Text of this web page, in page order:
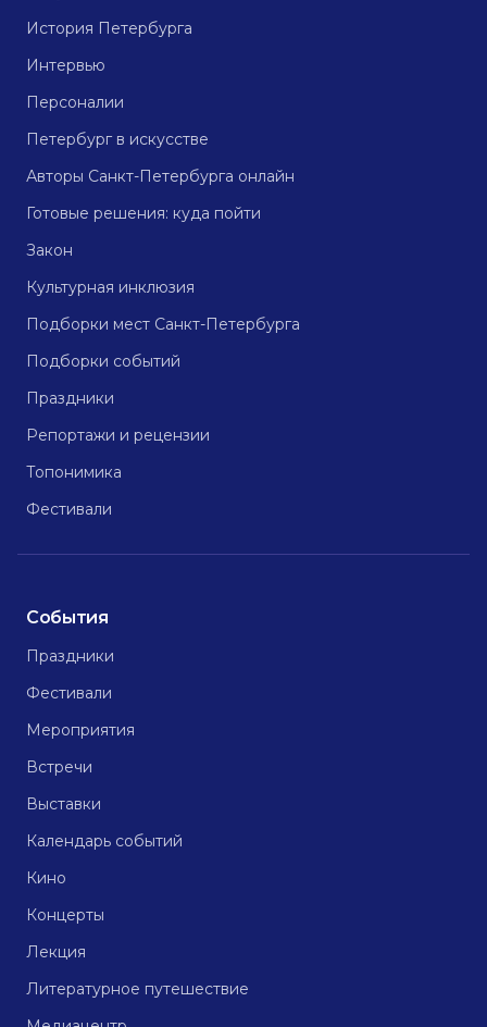
История Петербурга
Интервью
Персоналии
Петербург в искусстве
Авторы Санкт-Петербурга онлайн
Готовые решения: куда пойти
Закон
Культурная инклюзия
Подборки мест Санкт-Петербурга
Подборки событий
Праздники
Репортажи и рецензии
Топонимика
Фестивали
События
Праздники
Фестивали
Мероприятия
Встречи
Выставки
Календарь событий
Кино
Концерты
Лекция
Литературное путешествие